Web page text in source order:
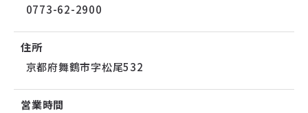
0773-62-2900
住所
京都府舞鶴市字松尾532
営業時間